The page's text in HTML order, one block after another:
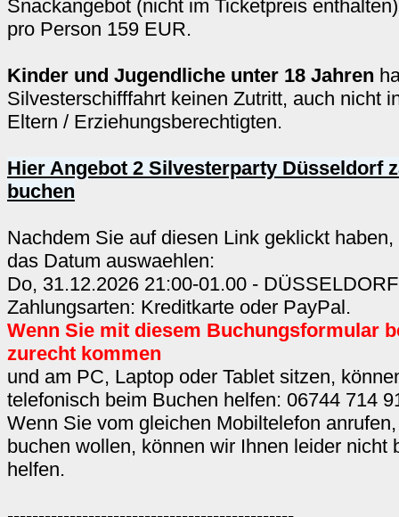
Snackangebot (nicht im Ticketpreis enthalten)
pro Person 159 EUR.
Kinder und Jugendliche unter 18 Jahren
Silvesterschifffahrt keinen Zutritt, auch nicht
Eltern / Erziehungsberechtigten.
Hier Angebot 2 Silvesterparty Düsseldorf
buchen
Nachdem Sie auf diesen Link geklickt
das Datum auswaehlen:
Do, 31.12.2026 21:00-01.00 -
Zahlungsarten: Kreditkarte oder PayPal.
Wenn Sie mit diesem Buchungsformular
zurecht kommen
und am PC, Laptop oder Tablet sitzen,
telefonisch beim Buchen helfen: 06744 714
Wenn Sie vom gleichen Mobiltelefon
buchen wollen, können wir Ihnen leider nicht
helfen.